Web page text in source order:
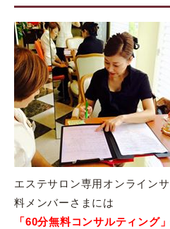
エステサロン専用オンライン
料メンバーさまには
「60分無料コンサルティング